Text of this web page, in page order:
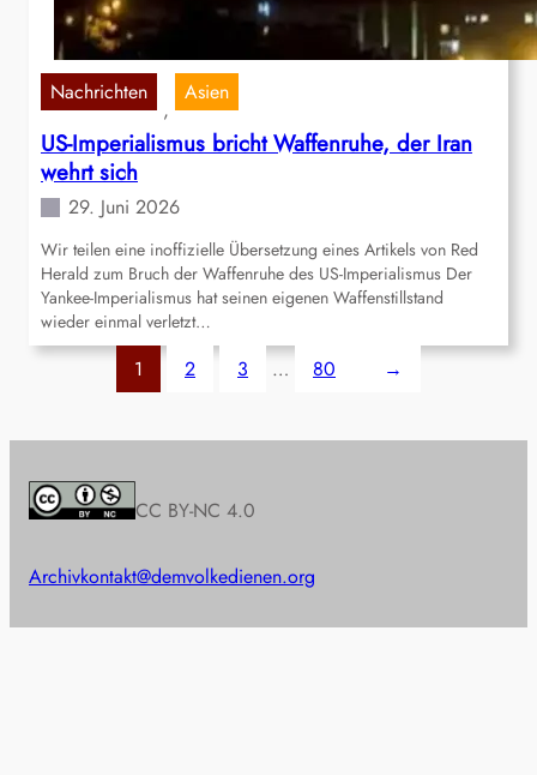
Nachrichten
,
Asien
US-Imperialismus bricht Waffenruhe, der Iran
wehrt sich
29. Juni 2026
Wir teilen eine inoffizielle Übersetzung eines Artikels von Red
Herald zum Bruch der Waffenruhe des US-Imperialismus Der
Yankee-Imperialismus hat seinen eigenen Waffenstillstand
wieder einmal verletzt…
1 2 3 … 80 →
CC BY-NC 4.0
Archivkontakt@demvolkedienen.org